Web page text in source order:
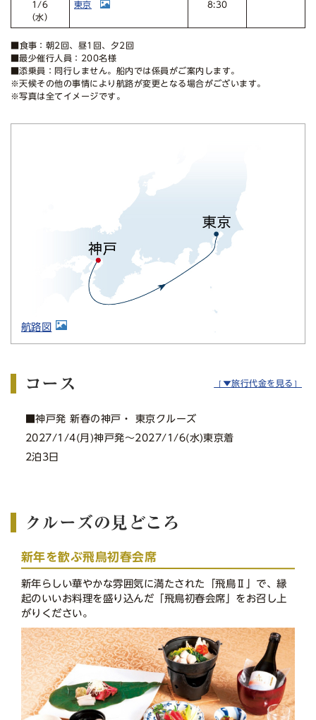
1/6
（水）
東京 8:30
■食事：朝2回、昼1回、夕2回
■最少催行人員：200名様
■添乗員：同行しません。船内では係員がご案内します。
※天候その他の事情により航路が変更となる場合がございます。
※写真は全てイメージです。
航路図
コース ［▼旅行代金を見る］
■神戸発 新春の神戸・ 東京クルーズ
2027/1/4(月)神戸発〜2027/1/6(水)東京着
2泊3日
クルーズの見どころ
新年を歓ぶ飛鳥初春会席
新年らしい華やかな雰囲気に満たされた「飛鳥Ⅱ」で、縁
起のいいお料理を盛り込んだ「飛鳥初春会席」をお召し上
がりください。